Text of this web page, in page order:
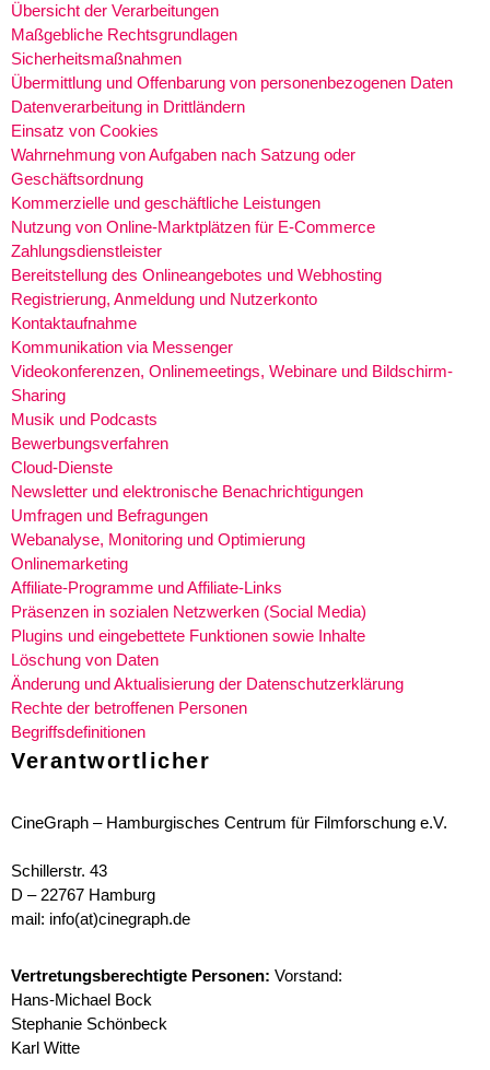
Übersicht der Verarbeitungen
Maßgebliche Rechtsgrundlagen
Sicherheitsmaßnahmen
Übermittlung und Offenbarung von personenbezogenen Daten
Datenverarbeitung in Drittländern
Einsatz von Cookies
Wahrnehmung von Aufgaben nach Satzung oder
Geschäftsordnung
Kommerzielle und geschäftliche Leistungen
Nutzung von Online-Marktplätzen für E-Commerce
Zahlungsdienstleister
Bereitstellung des Onlineangebotes und Webhosting
Registrierung, Anmeldung und Nutzerkonto
Kontaktaufnahme
Kommunikation via Messenger
Videokonferenzen, Onlinemeetings, Webinare und Bildschirm-
Sharing
Musik und Podcasts
Bewerbungsverfahren
Cloud-Dienste
Newsletter und elektronische Benachrichtigungen
Umfragen und Befragungen
Webanalyse, Monitoring und Optimierung
Onlinemarketing
Affiliate-Programme und Affiliate-Links
Präsenzen in sozialen Netzwerken (Social Media)
Plugins und eingebettete Funktionen sowie Inhalte
Löschung von Daten
Änderung und Aktualisierung der Datenschutzerklärung
Rechte der betroffenen Personen
Begriffsdefinitionen
Verantwortlicher
CineGraph – Hamburgisches Centrum für Filmforschung e.V.
Schillerstr. 43
D – 22767 Hamburg
mail: info(at)cinegraph.de
Vertretungsberechtigte Personen: Vorstand:
Hans-Michael Bock
Stephanie Schönbeck
Karl Witte